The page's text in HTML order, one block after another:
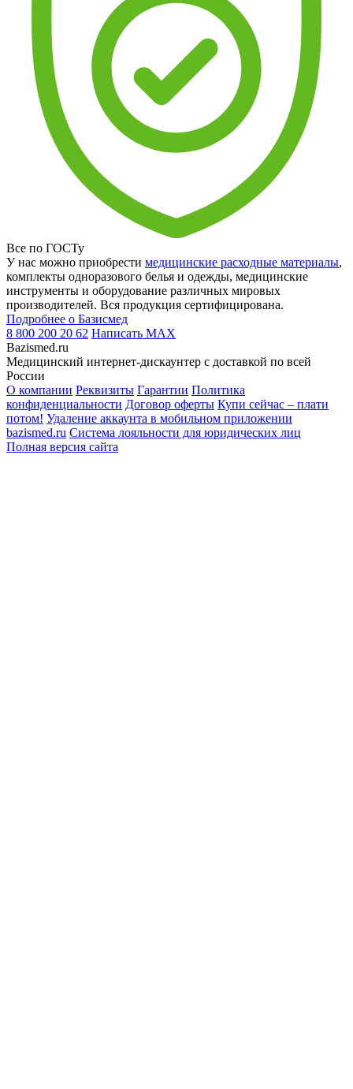
Все по ГОСТу
У нас можно приобрести медицинские расходные материалы,
комплекты одноразового белья и одежды, медицинские
инструменты и оборудование различных мировых
производителей. Вся продукция сертифицирована.
Подробнее о Базисмед
8 800 200 20 62 Написать MAX
Bazismed.ru
Медицинский интернет-дискаунтер с доставкой по всей
России
О компании Реквизиты Гарантии Политика
конфиденциальности Договор оферты Купи сейчас – плати
потом! Удаление аккаунта в мобильном приложении
bazismed.ru Система лояльности для юридических лиц
Полная версия сайта